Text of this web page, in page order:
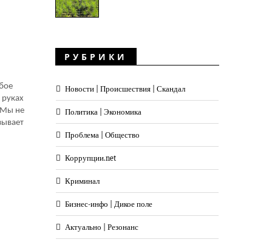
Мы не
РУБРИКИ
Новости | Происшествия | Скандал
Политика | Экономика
Проблема | Общество
Коррупции.net
Криминал
Бизнес-инфо | Дикое поле
Актуально | Резонанс